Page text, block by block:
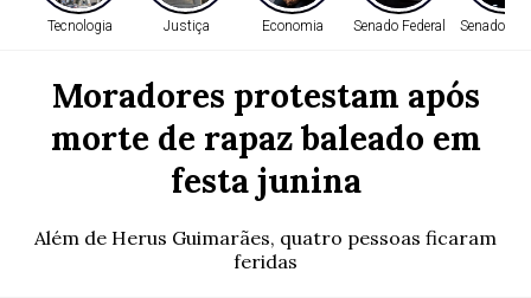
Tecnologia Justiça Economia Senado Federal Senado
Moradores protestam após
morte de rapaz baleado em
festa junina
Além de Herus Guimarães, quatro pessoas ficaram
feridas